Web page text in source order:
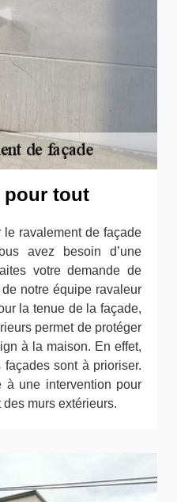
pour tout
ravalement de façade
avez besoin d’une
votre demande de
notre équipe ravaleur
la tenue de la façade,
permet de protéger
à la maison. En effet,
sont à prioriser.
à une intervention pour
murs extérieurs.